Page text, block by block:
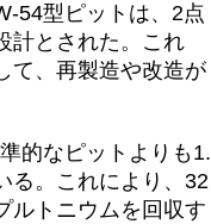
54型ピットは、2点
計とされた。これ
て、再製造や改造が
的なピットよりも
る。これにより、32
ルトニウムを回収す